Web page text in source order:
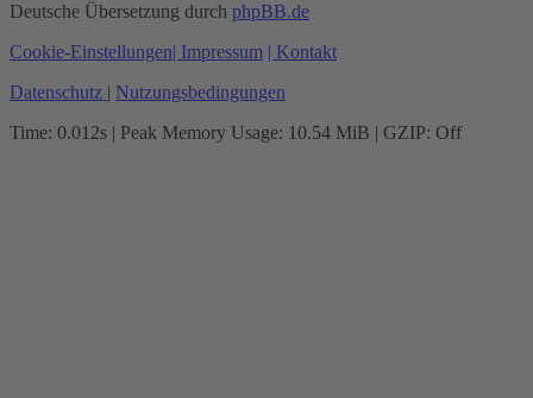
Deutsche Übersetzung durch phpBB.de
Cookie-Einstellungen| Impressum | Kontakt
Datenschutz | Nutzungsbedingungen
Time: 0.012s | Peak Memory Usage: 10.54 MiB | GZIP: Off